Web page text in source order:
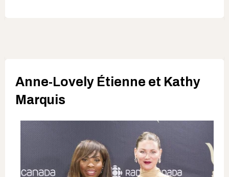
Anne-Lovely Étienne et Kathy
Marquis